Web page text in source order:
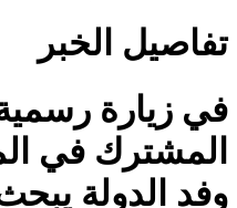
تفاصيل الخبر
في زيارة رسمية
المشترك في
وفد الدولة